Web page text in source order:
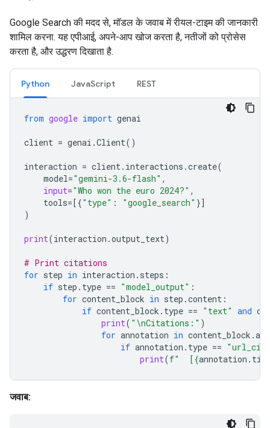
Google Search की मदद से, मॉडल के जवाब में रीयल-टाइम की जानकारी
शामिल करना. यह एपीआई, अपने-आप खोज करता है, नतीजों को प्रोसेस
करता है, और उद्धरण दिखाता है.
Python JavaScript REST
from google import genai
client = genai .Client()
interaction = client. interactions .create(
model="gemini-3.6-flash" ,
input="Who won the euro 2024?" ,
tools=[{"type" : "google_search" }]
)
print(interaction .output_text)
# Print citations
for step in interaction . steps :
if step . type == "model_output" :
for content_block in step .content :
if content_block . type == "text" and
print( " \nCitations:" )
for annotation in content_block .
if annotation . type ==
print(f"  [{annotation .
जवाब: